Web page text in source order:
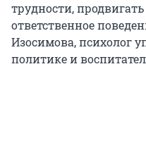
трудности,
ответственное
Изосимова, психолог
политике и